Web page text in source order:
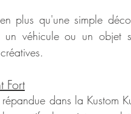
plus qu'une simple
un véhicule ou un objet
Fort
dans la Kustom